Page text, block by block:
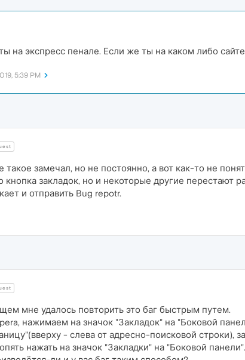
на экспресс пенале. Если же ты на каком либо
5:39 PM
такое замечал, но не постоянно, а вот как-то не
закладок, но и некоторые другие перестают
и отправить Bug repotr.
мне удалось повторить это баг быстрым путем.
нажимаем на значок "Закладок" на "Боковой
- слева от адресно-поисковой строки),
нажать на значок "Закладки" на "Боковой панели".